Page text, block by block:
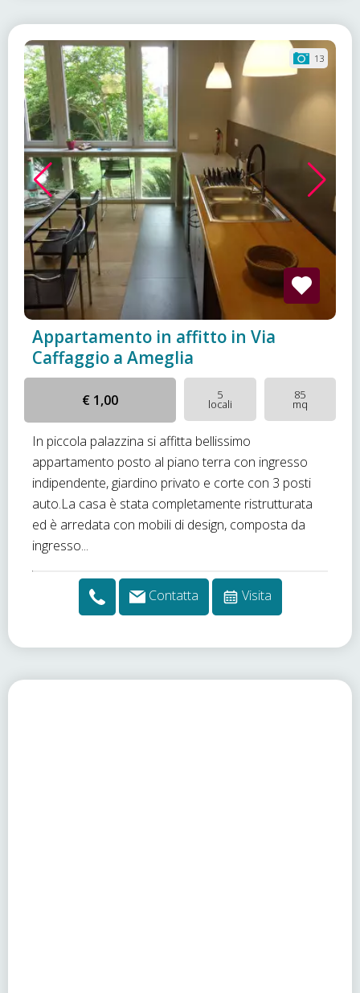
13
Appartamento in affitto in Via
Caffaggio a Ameglia
€ 1,00 5
locali
85
mq
In piccola palazzina si affitta bellissimo
appartamento posto al piano terra con ingresso
indipendente, giardino privato e corte con 3 posti
auto.La casa è stata completamente ristrutturata
ed è arredata con mobili di design, composta da
ingresso...
Contatta Visita